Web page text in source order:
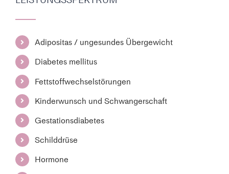
Adipositas / ungesundes Übergewicht
Diabetes mellitus
Fettstoffwechselstörungen
Kinderwunsch und Schwangerschaft
Gestationsdiabetes
Schilddrüse
Hormone